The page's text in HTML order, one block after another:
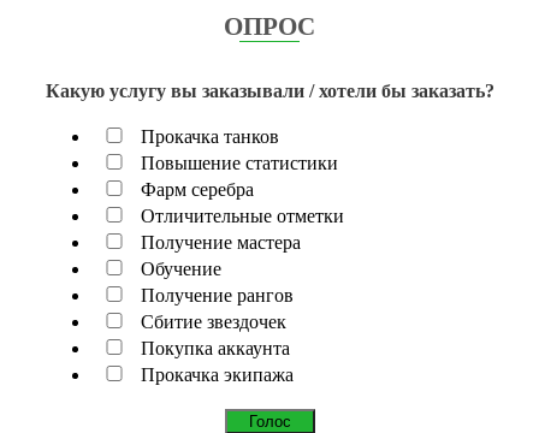
ОПРОС
Какую услугу вы заказывали / хотели бы заказать?
Прокачка танков
Повышение статистики
Фарм серебра
Отличительные отметки
Получение мастера
Обучение
Получение рангов
Сбитие звездочек
Покупка аккаунта
Прокачка экипажа